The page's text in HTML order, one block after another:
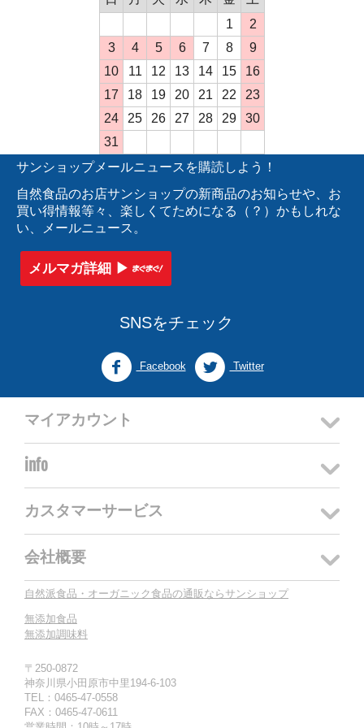
1
2
3
4 5 6 7 8
9
10
11 12 13 14 15
16
17
18 19 20 21 22
23
24
25 26 27 28 29
30
31
サンショップメールニュースを購読しよう！
自然食品のお店サンショップの新商品のお知らせや、お
買い得情報等々、楽しくてためになる（？）かもしれな
い、メールニュース。
メルマガ詳細 ▶︎
SNSをチェック
Facebook Twitter
マイアカウント
info
カスタマーサービス
会社概要
自然派食品・オーガニック食品の通販ならサンショップ
無添加食品
無添加調味料
〒250-0872
神奈川県小田原市中里194-6-103
TEL：0465-47-0558
FAX：0465-47-0611